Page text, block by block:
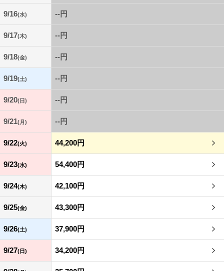
9/16(水) --円
9/17(木) --円
9/18(金) --円
9/19(土) --円
9/20(日) --円
9/21(月) --円
9/22(火) 44,200円
9/23(水) 54,400円
9/24(木) 42,100円
9/25(金) 43,300円
9/26(土) 37,900円
9/27(日) 34,200円